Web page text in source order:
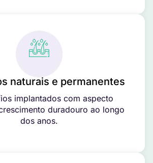
naturais e permanentes
implantados com aspecto
duradouro ao longo
dos anos.